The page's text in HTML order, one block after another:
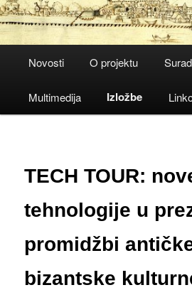
Novosti O projektu
Multimedija Izložbe
TECH TOUR:
tehnologije u
promidžbi
bizantske